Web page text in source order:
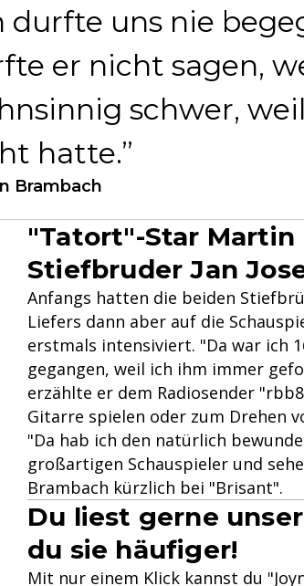
durfte uns nie
er nicht sagen,
schwer,
hatte.
Brambach
"Tatort"-Star
Stiefbruder Jan
Anfangs hatten die beiden
Liefers dann aber auf die
erstmals intensiviert. "Da war ich
gegangen, weil ich ihm immer
erzählte er dem Radiosender
Gitarre spielen oder zum Drehen
"Da hab ich den natürlich
großartigen Schauspieler und
Brambach kürzlich bei "Brisant".
Du liest gerne
du sie häufiger!
Mit nur einem Klick kannst du